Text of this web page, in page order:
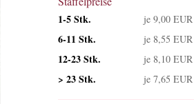
1-5 Stk.
je 9,00 EUR
6-11 Stk. je 8,55 EUR
12-23 Stk. je 8,10 EUR
> 23 Stk. je 7,65 EUR